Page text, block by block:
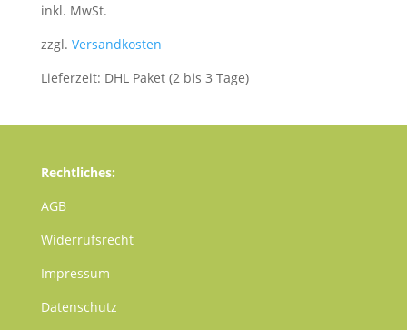
inkl. MwSt.
zzgl. Versandkosten
Lieferzeit: DHL Paket (2 bis 3 Tage)
Rechtliches:
AGB
Widerrufsrecht
Impressum
Datenschutz